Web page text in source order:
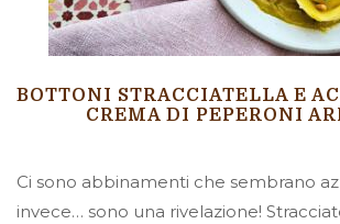
BOTTONI STRACCIATELLA E
CREMA DI PEPERONI
Ci sono abbinamenti che sembrano
invece… sono una rivelazione!